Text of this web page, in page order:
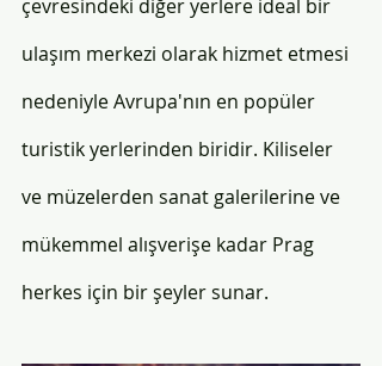
çevresindeki diğer yerlere ideal bir
ulaşım merkezi olarak hizmet etmesi
nedeniyle Avrupa'nın en popüler
turistik yerlerinden biridir. Kiliseler
ve müzelerden sanat galerilerine ve
mükemmel alışverişe kadar Prag
herkes için bir şeyler sunar.